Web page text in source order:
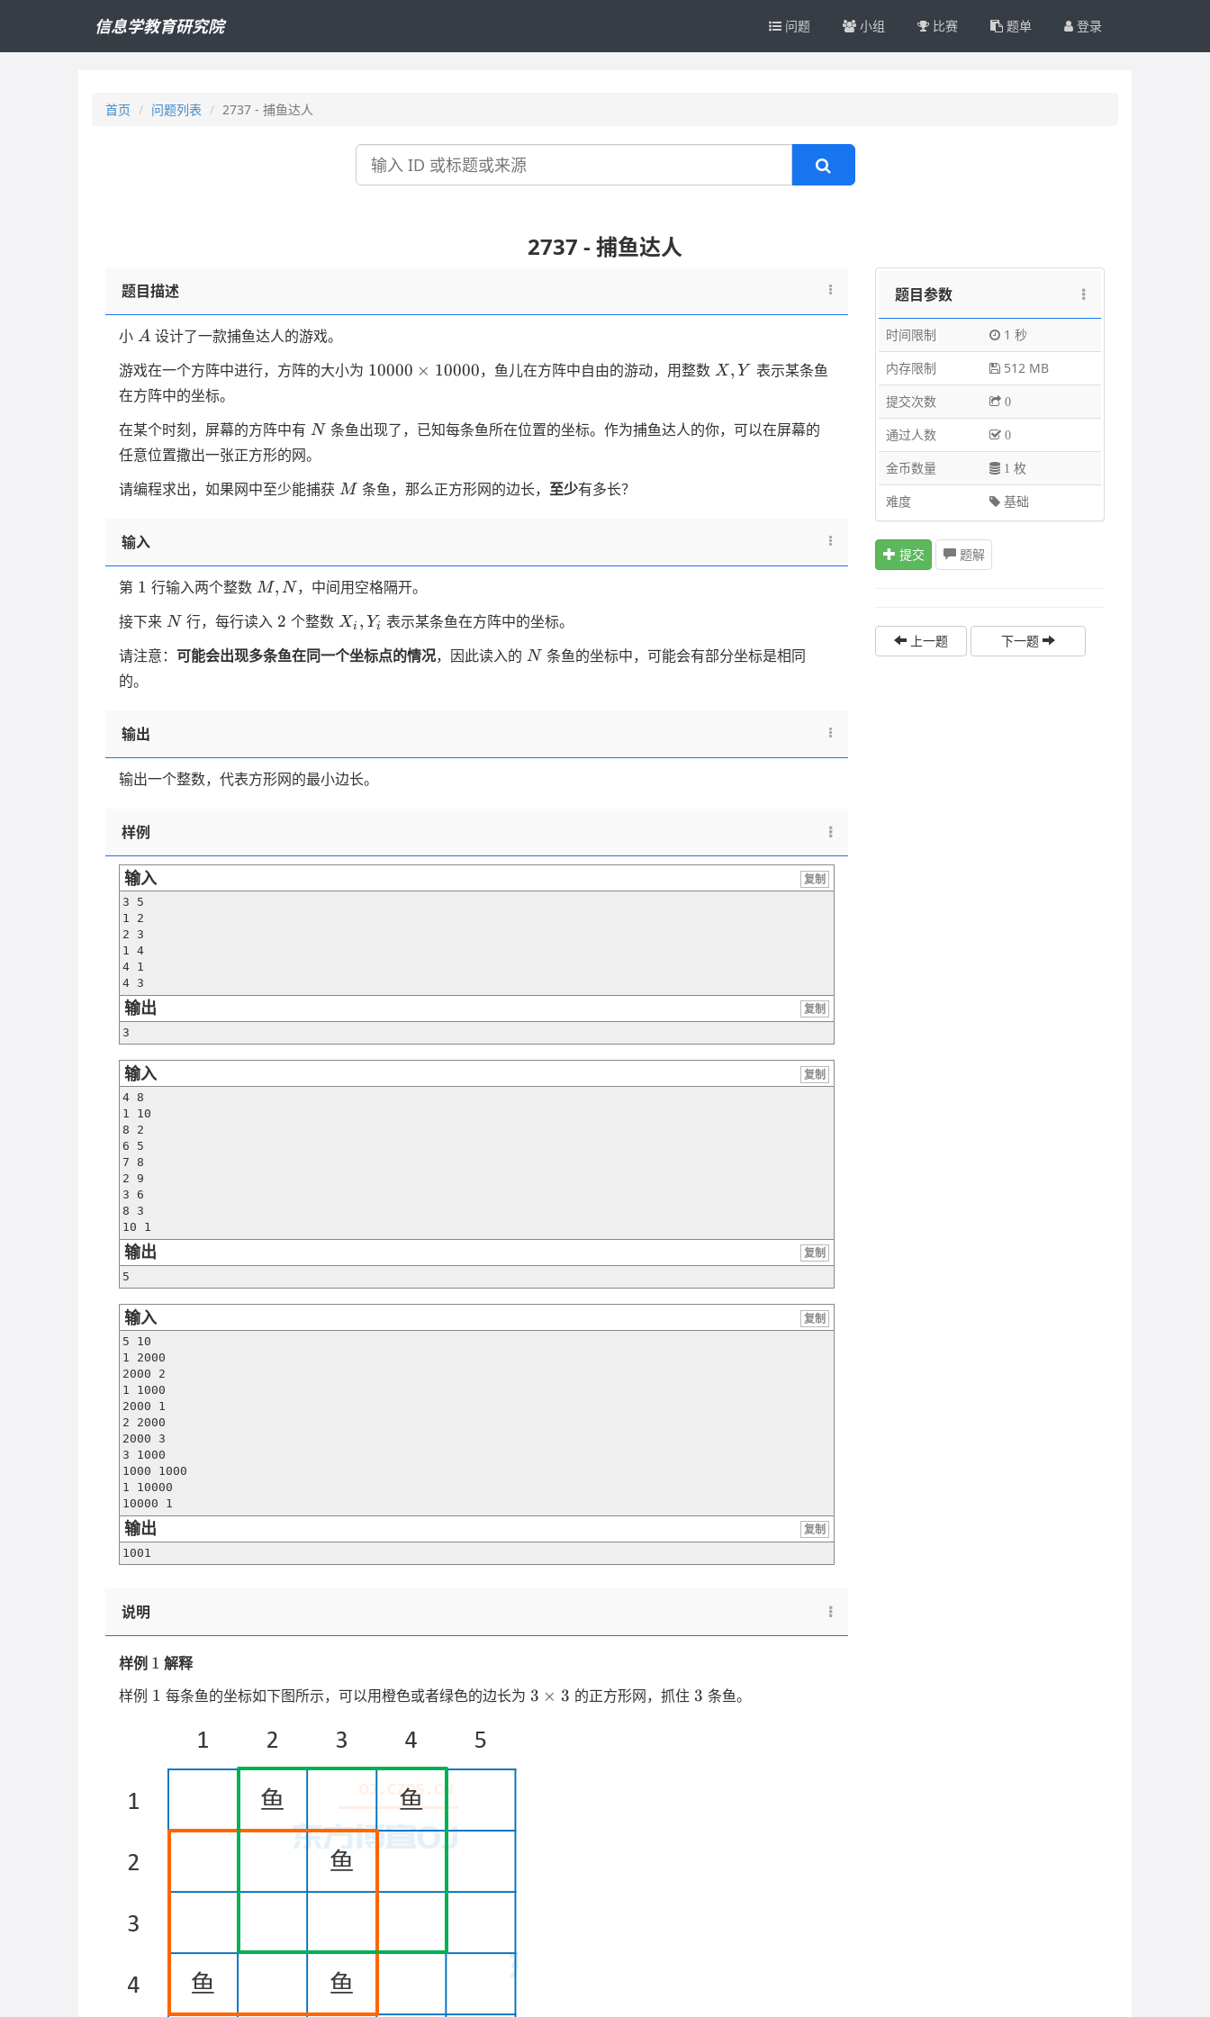
信息学教育研究院 问题 小组 比赛 题单 登录
首页 问题列表 2737 - 捕鱼达人
搜
2737 - 捕鱼达人
题目描述
小 A
A 设计了一款捕鱼达人的游戏。
游戏在一个方阵中进行，方阵的大小为 10000
10000 × 10000，鱼儿在方阵中自由的游动，用整数 X,Y
X, Y 表示某条鱼
在方阵中的坐标。
在某个时刻，屏幕的方阵中有 N
N 条鱼出现了，已知每条鱼所在位置的坐标。作为捕鱼达人的你，可以在屏幕的
任意位置撒出一张正方形的网。
请编程求出，如果网中至少能捕获 M
M 条鱼，那么正方形网的边长， 至少有多长？
输入
第 1
1 行输入两个整数 M,N
M, N ，中间用空格隔开。
接下来 N
N 行，每行读入 2
2 个整数X_i,Y_i
Xi , Yi 表示某条鱼在方阵中的坐标。
请注意： 可能会出现多条鱼在同一个坐标点的情况，因此读入的 N
N 条鱼的坐标中，可能会有部分坐标是相同
的。
输出
输出一个整数，代表方形网的最小边长。
样例
输入
复制
3 5
1 2
2 3
1 4
4 1
4 3
输出
复制
3
输入
复制
4 8
1 10
8 2
6 5
7 8
2 9
3 6
8 3
10 1
输出
复制
5
输入
复制
5 10
1 2000
2000 2
1 1000
2000 1
2 2000
2000 3
3 1000
1000 1000
1 10000
10000 1
输出
复制
1001
说明
样例 1
1 解释
样例 1
1 每条鱼的坐标如下图所示，可以用橙色或者绿色的边长为 3
3 × 3 的正方形网，抓住 3
3 条鱼。
题目参数
时间限制
1 秒
内存限制
512 MB
提交次数
0
通过人数 0
金币数量 1 枚
难度 基础
提交 题解
上一题 下一题